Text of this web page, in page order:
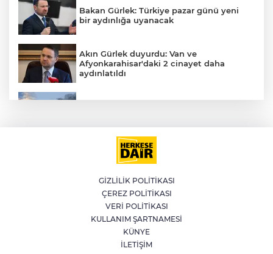
Bakan Gürlek: Türkiye pazar günü yeni
bir aydınlığa uyanacak
Akın Gürlek duyurdu: Van ve
Afyonkarahisar'daki 2 cinayet daha
aydınlatıldı
İran'dan Müslümanlara kötü niyetli dış
güçlere karşı birleşme çağrısı
Kağıthane'de 104 kilogram uyuşturucu
ele geçirildi
GİZLİLİK POLİTİKASI
ÇEREZ POLİTİKASI
VERİ POLİTİKASI
KULLANIM ŞARTNAMESİ
KÜNYE
İLETİŞİM